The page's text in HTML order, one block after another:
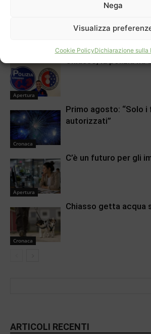
Nega
Visualizza
Cookie PolicyDichiarazione sulla
Settant’anni di Sagra
Apertura
Cronaca
Primo agosto: “Solo i
autorizzati”
Apertura
C’è un futuro per gli
Cronaca
Chiasso getta acqua
ARTICOLI RECENTI